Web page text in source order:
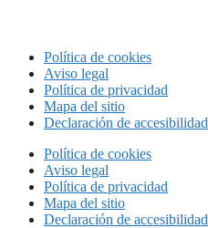
Política de cookies
Aviso legal
Política de privacidad
Mapa del sitio
Declaración de accesibilidad
Política de cookies
Aviso legal
Política de privacidad
Mapa del sitio
Declaración de accesibilidad